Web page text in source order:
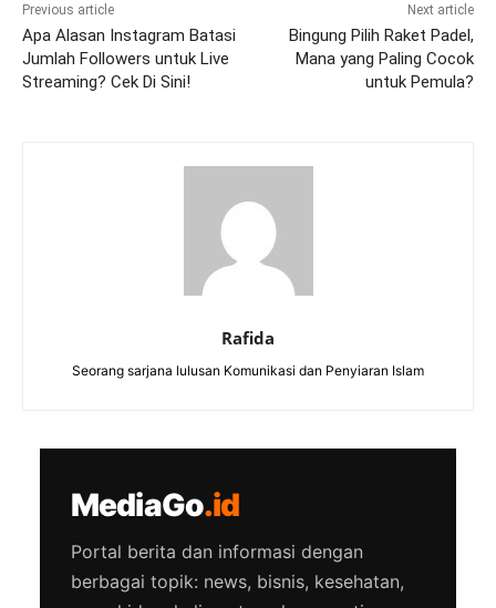
Previous article
Apa Alasan Instagram Batasi
Jumlah Followers untuk Live
Streaming? Cek Di Sini!
Next article
Bingung Pilih Raket Padel,
Mana yang Paling Cocok
untuk Pemula?
Rafida
Seorang sarjana lulusan Komunikasi dan Penyiaran Islam
MediaGo.id
Portal berita dan informasi dengan
berbagai topik: news, bisnis, kesehatan,